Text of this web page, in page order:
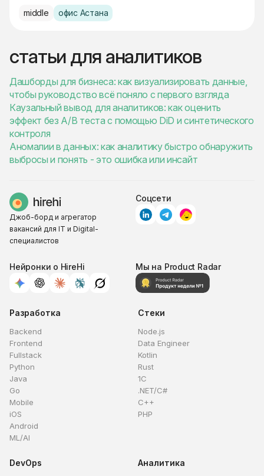
middle офис Астана
статьи для аналитиков
Дашборды для бизнеса: как визуализировать данные,
чтобы руководство всё поняло с первого взгляда
Каузальный вывод для аналитиков: как оценить
эффект без A/B теста с помощью DiD и синтетического
контроля
Аномалии в данных: как аналитику быстро обнаружить
выбросы и понять - это ошибка или инсайт
Джоб-борд и агрегатор
вакансий для IT и Digital-
специалистов
Соцсети
Нейронки о HireHi Мы на Product Radar
Разработка
Backend
Frontend
Fullstack
Python
Java
Go
Mobile
iOS
Android
ML/AI
Стеки
Node.js
Data Engineer
Kotlin
Rust
1C
.NET/C#
C++
PHP
DevOps Аналитика